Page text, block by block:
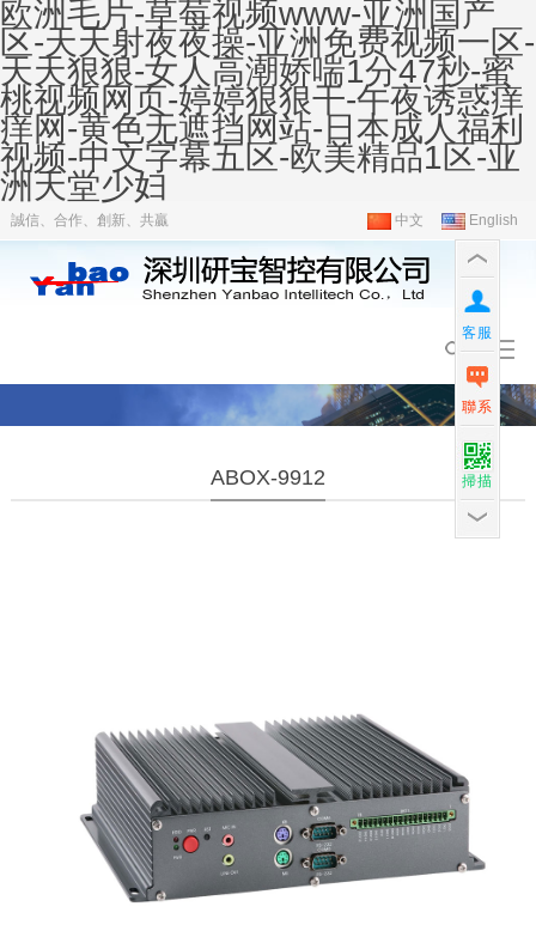
欧洲毛片-草莓视频www-亚洲国产
区-天天射夜夜操-亚洲免费视频一区-
天天狠狠-女人高潮娇喘1分47秒-蜜
桃视频网页-婷婷狠狠干-午夜诱惑痒
痒网-黄色无遮挡网站-日本成人福利
视频-中文字幕五区-欧美精品1区-亚
洲天堂少妇
誠信、合作、創新、共贏 中文 English
ABOX-9912
客服
聯系
掃描